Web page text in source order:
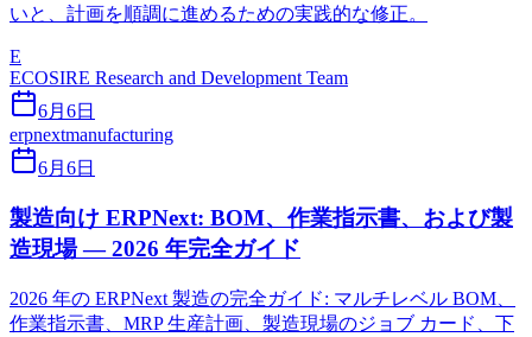
いと、計画を順調に進めるための実践的な修正。
E
ECOSIRE Research and Development Team
6月6日
erpnextmanufacturing
6月6日
製造向け ERPNext: BOM、作業指示書、および製
造現場 — 2026 年完全ガイド
2026 年の ERPNext 製造の完全ガイド: マルチレベル BOM、
作業指示書、MRP 生産計画、製造現場のジョブ カード、下